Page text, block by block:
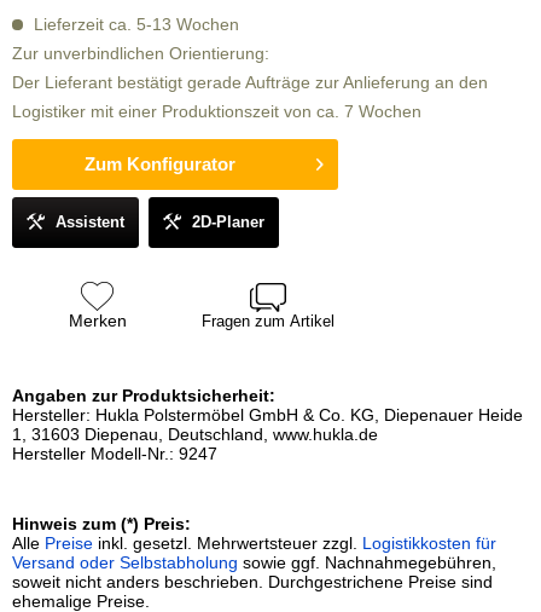
Lieferzeit ca. 5-13 Wochen
Zur unverbindlichen Orientierung:
Der Lieferant bestätigt gerade Aufträge zur Anlieferung an den
Logistiker mit einer Produktionszeit von ca. 7 Wochen
Zum Konfigurator
Assistent 2D-Planer
Merken Fragen zum Artikel
Angaben zur Produktsicherheit:
Hersteller: Hukla Polstermöbel GmbH & Co. KG, Diepenauer Heide
1, 31603 Diepenau, Deutschland, www.hukla.de
Hersteller Modell-Nr.: 9247
Hinweis zum (*) Preis:
Alle Preise inkl. gesetzl. Mehrwertsteuer zzgl. Logistikkosten für
Versand oder Selbstabholung sowie ggf. Nachnahmegebühren,
soweit nicht anders beschrieben. Durchgestrichene Preise sind
ehemalige Preise.